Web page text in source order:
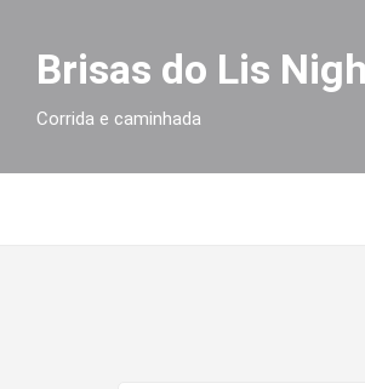
Brisas do Lis
Corrida e caminhada